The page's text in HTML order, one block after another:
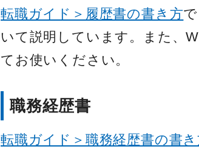
転職ガイド＞履歴書の書き方
いて説明しています。また、
てお使いください。
職務経歴書
転職ガイド＞職務経歴書の書き